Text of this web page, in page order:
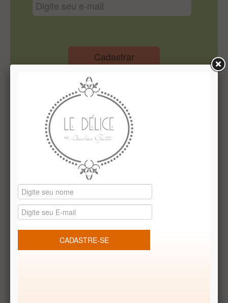
Cadastrar
Institucional
Quem Somos
Le Délice Atelier
Lista de comparação
Vale presentes
Produtos temáticos
REDES SOCIAIS